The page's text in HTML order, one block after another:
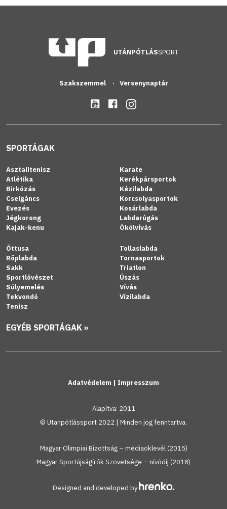
UTÁNPÓTLÁSSPORT
Szakszemmel Versenynaptár
SPORTÁGAK
Asztalitenisz
Atlétika
Birkózás
Cselgáncs
Evezés
Jégkorong
Kajak-kenu
Karate
Kerékpársportok
Kézilabda
Korcsolyasportok
Kosárlabda
Labdarúgás
Ökölvívás
Öttusa
Röplabda
Sakk
Sportlövészet
Súlyemelés
Tekvondó
Tenisz
Tollaslabda
Tornasportok
Triatlon
Úszás
Vívás
Vízilabda
EGYÉB SPORTÁGAK »
Adatvédelem | Impresszum
Alapítva: 2011
© Utanpótlássport 2022 | Minden jog fenntartva.
Magyar Olimpiai Bizottság – médiaoklevél (2015)
Magyar Sportújságírók Szövetsége – nívódíj (2018)
Designed and developed by